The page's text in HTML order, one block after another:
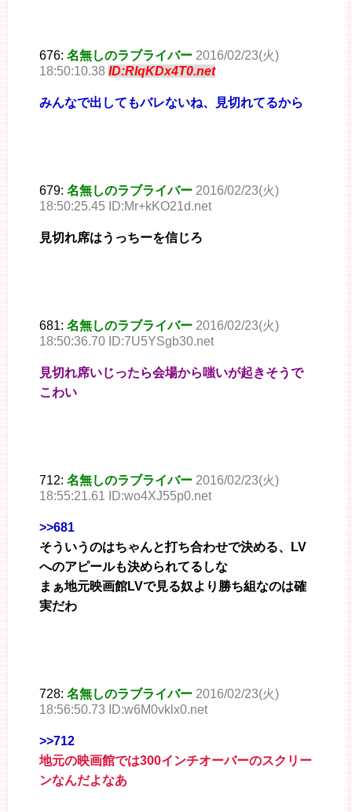
676: 名無しのラブライバー 2016/02/23(火)
18:50:10.38 ID:RlqKDx4T0.net
みんなで出してもバレないね、見切れてるから
679: 名無しのラブライバー 2016/02/23(火)
18:50:25.45 ID:Mr+kKO21d.net
見切れ席はうっちーを信じろ
681: 名無しのラブライバー 2016/02/23(火)
18:50:36.70 ID:7U5YSgb30.net
見切れ席いじったら会場から嗤いが起きそうで
こわい
712: 名無しのラブライバー 2016/02/23(火)
18:55:21.61 ID:wo4XJ55p0.net
>>681
そういうのはちゃんと打ち合わせで決める、LV
へのアピールも決められてるしな
まぁ地元映画館LVで見る奴より勝ち組なのは確
実だわ
728: 名無しのラブライバー 2016/02/23(火)
18:56:50.73 ID:w6M0vklx0.net
>>712
地元の映画館では300インチオーバーのスクリー
ンなんだよなあ